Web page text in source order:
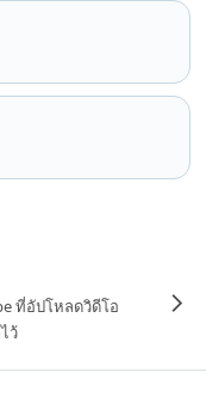
ที่อัปโหลดวิดีโอ
ว้